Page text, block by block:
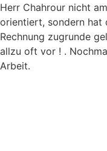
Herr Chahrour nicht
orientiert, sondern hat
Rechnung zugrunde
allzu oft vor ! .
Arbeit.